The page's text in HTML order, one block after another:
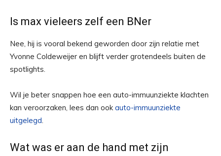
Is max vieleers zelf een BNer
Nee, hij is vooral bekend geworden door zijn relatie met
Yvonne Coldeweijer en blijft verder grotendeels buiten de
spotlights.
Wil je beter snappen hoe een auto-immuunziekte klachten
kan veroorzaken, lees dan ookauto-immuunziekte
uitgelegd.
Wat was er aan de hand met zijn